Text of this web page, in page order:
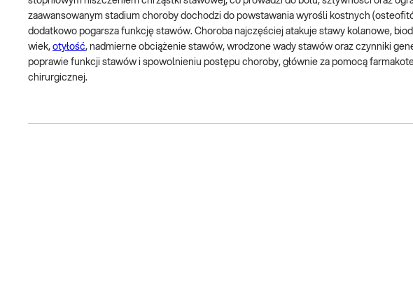
zaawansowanym stadium choroby dochodzi do powstawania wyrośli kostnych
dodatkowo pogarsza funkcję stawów. Choroba najczęściej atakuje stawy kolanowe,
wiek, otyłość, nadmierne obciążenie stawów, wrodzone wady stawów oraz czynniki
poprawie funkcji stawów i spowolnieniu postępu choroby, głównie za pomocą
chirurgicznej.